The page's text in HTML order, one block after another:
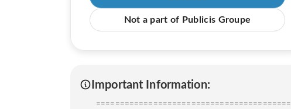
Not a part of Publicis Groupe
Important Information:
=========================================